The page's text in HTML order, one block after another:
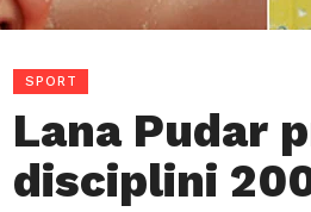
SPORT
Lana Pudar
disciplini